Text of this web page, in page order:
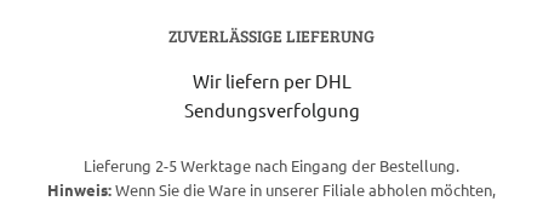
ZUVERLÄSSIGE LIEFERUNG
Wir liefern per DHL
Sendungsverfolgung
Lieferung 2-5 Werktage nach Eingang der Bestellung.
Hinweis:Wenn Sie die Ware in unserer Filiale abholen möchten,